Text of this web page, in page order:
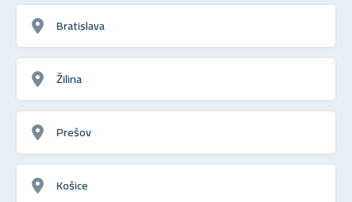
Bratislava
Žilina
Prešov
Košice